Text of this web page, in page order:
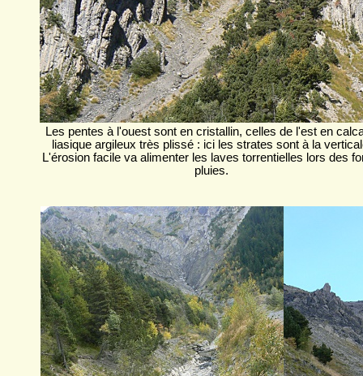
Les pentes à l'ouest sont en cristallin, celles de l'est en
liasique argileux très plissé : ici les strates sont à la
L'érosion facile va alimenter les laves torrentielles lors des
pluies.